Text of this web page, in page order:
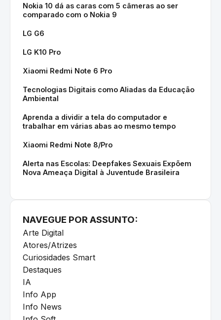
Nokia 10 dá as caras com 5 câmeras ao ser
comparado com o Nokia 9
LG G6
LG K10 Pro
Xiaomi Redmi Note 6 Pro
Tecnologias Digitais como Aliadas da Educação
Ambiental
Aprenda a dividir a tela do computador e
trabalhar em várias abas ao mesmo tempo
Xiaomi Redmi Note 8/Pro
Alerta nas Escolas: Deepfakes Sexuais Expõem
Nova Ameaça Digital à Juventude Brasileira
NAVEGUE POR ASSUNTO:
Arte Digital
Atores/Atrizes
Curiosidades Smart
Destaques
IA
Info App
Info News